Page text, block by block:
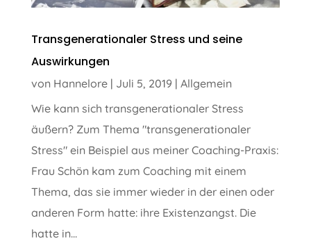
Transgenerationaler Stress und seine
Auswirkungen
von Hannelore| Juli 5, 2019 | Allgemein
Wie kann sich transgenerationaler Stress
äußern? Zum Thema "transgenerationaler
Stress" ein Beispiel aus meiner Coaching-Praxis:
Frau Schön kam zum Coaching mit einem
Thema, das sie immer wieder in der einen oder
anderen Form hatte: ihre Existenzangst. Die
hatte in...